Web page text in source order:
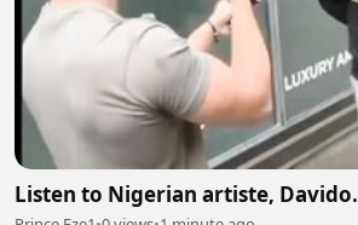
Listen to Nigerian artiste, Davido.